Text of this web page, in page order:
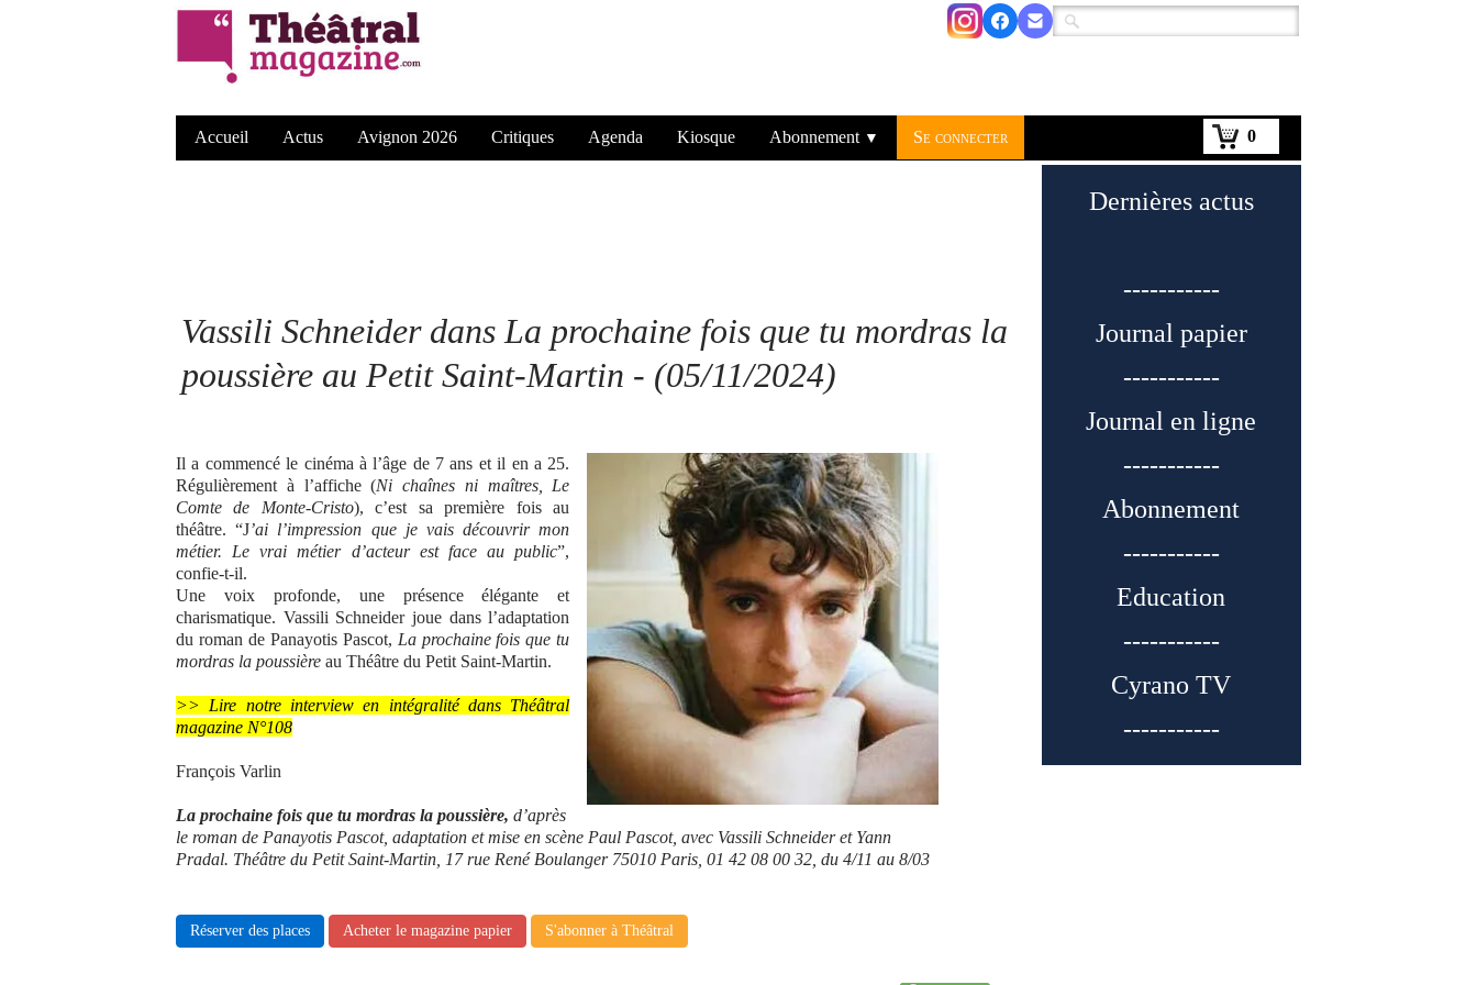
0
Accueil Actus Avignon 2026 Critiques Agenda Kiosque Abonnement ▼ Se connecter
Vassili Schneider dans La prochaine fois que tu mordras la
poussière au Petit Saint-Martin - (05/11/2024)
Il a commencé le cinéma à l’âge de 7 ans et il en a 25.
Régulièrement à l’affiche (Ni chaînes ni maîtres, Le
Comte de Monte-Cristo), c’est sa première fois au
théâtre. “J’ai l’impression que je vais découvrir mon
métier. Le vrai métier d’acteur est face au public”,
confie-t-il.
Une voix profonde, une présence élégante et
charismatique. Vassili Schneider joue dans l’adaptation
du roman de Panayotis Pascot, La prochaine fois que tu
mordras la poussière au Théâtre du Petit Saint-Martin.
>> Lire notre interview en intégralité dans Théâtral
magazine N°108
François Varlin
La prochaine fois que tu mordras la poussière, d’après
le roman de Panayotis Pascot, adaptation et mise en scène Paul Pascot, avec Vassili Schneider et Yann
Pradal. Théâtre du Petit Saint-Martin, 17 rue René Boulanger 75010 Paris, 01 42 08 00 32, du 4/11 au 8/03
Réserver des places Acheter le magazine papier S'abonner à Théâtral
Dernières actus
-----------
Journal papier
-----------
Journal en ligne
-----------
Abonnement
-----------
Education
-----------
Cyrano TV
-----------